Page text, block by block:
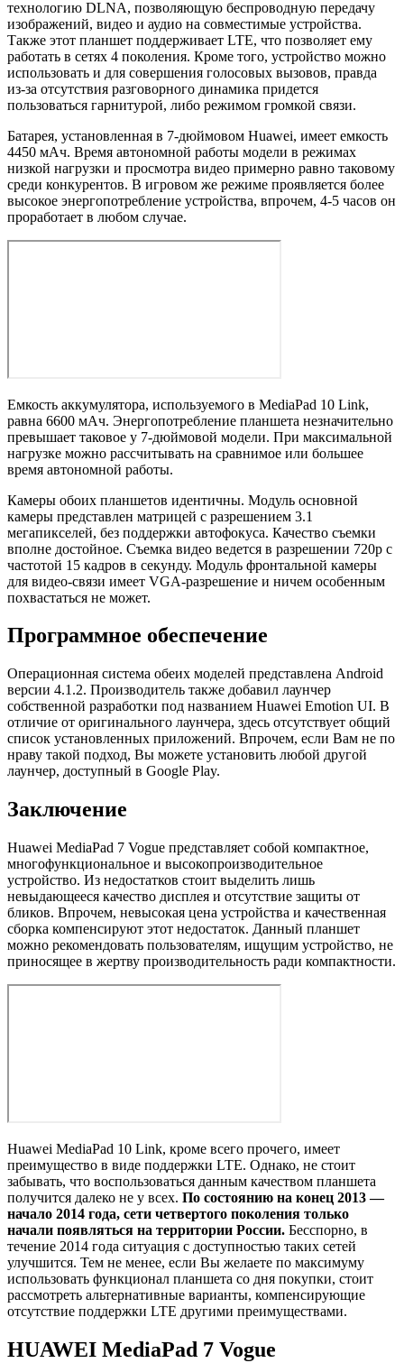
технологию DLNA, позволяющую беспроводную передачу
изображений, видео и аудио на совместимые устройства.
Также этот планшет поддерживает LTE, что позволяет ему
работать в сетях 4 поколения. Кроме того, устройство можно
использовать и для совершения голосовых вызовов, правда
из-за отсутствия разговорного динамика придется
пользоваться гарнитурой, либо режимом громкой связи.
Батарея, установленная в 7-дюймовом Huawei, имеет емкость
4450 мАч. Время автономной работы модели в режимах
низкой нагрузки и просмотра видео примерно равно таковому
среди конкурентов. В игровом же режиме проявляется более
высокое энергопотребление устройства, впрочем, 4-5 часов он
проработает в любом случае.
Емкость аккумулятора, используемого в MediaPad 10 Link,
равна 6600 мАч. Энергопотребление планшета незначительно
превышает таковое у 7-дюймовой модели. При максимальной
нагрузке можно рассчитывать на сравнимое или большее
время автономной работы.
Камеры обоих планшетов идентичны. Модуль основной
камеры представлен матрицей с разрешением 3.1
мегапикселей, без поддержки автофокуса. Качество съемки
вполне достойное. Съемка видео ведется в разрешении 720p с
частотой 15 кадров в секунду. Модуль фронтальной камеры
для видео-связи имеет VGA-разрешение и ничем особенным
похвастаться не может.
Программное обеспечение
Операционная система обеих моделей представлена Android
версии 4.1.2. Производитель также добавил лаунчер
собственной разработки под названием Huawei Emotion UI. В
отличие от оригинального лаунчера, здесь отсутствует общий
список установленных приложений. Впрочем, если Вам не по
нраву такой подход, Вы можете установить любой другой
лаунчер, доступный в Google Play.
Заключение
Huawei MediaPad 7 Vogue представляет собой компактное,
многофункциональное и высокопроизводительное
устройство. Из недостатков стоит выделить лишь
невыдающееся качество дисплея и отсутствие защиты от
бликов. Впрочем, невысокая цена устройства и качественная
сборка компенсируют этот недостаток. Данный планшет
можно рекомендовать пользователям, ищущим устройство, не
приносящее в жертву производительность ради компактности.
Huawei MediaPad 10 Link, кроме всего прочего, имеет
преимущество в виде поддержки LTE. Однако, не стоит
забывать, что воспользоваться данным качеством планшета
получится далеко не у всех. По состоянию на конец 2013 —
начало 2014 года, сети четвертого поколения только
начали появляться на территории России. Бесспорно, в
течение 2014 года ситуация с доступностью таких сетей
улучшится. Тем не менее, если Вы желаете по максимуму
использовать функционал планшета со дня покупки, стоит
рассмотреть альтернативные варианты, компенсирующие
отсутствие поддержки LTE другими преимуществами.
HUAWEI MediaPad 7 Vogue